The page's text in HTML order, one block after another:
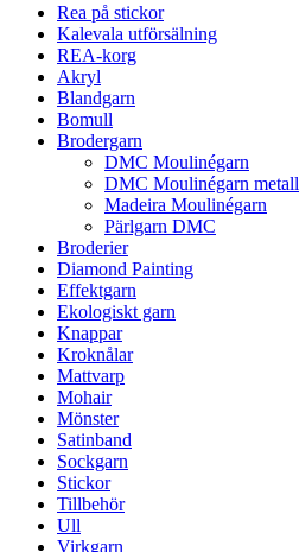
Rea på stickor
Kalevala utförsälning
REA-korg
Akryl
Blandgarn
Bomull
Brodergarn
DMC Moulinégarn
DMC Moulinégarn metall
Madeira Moulinégarn
Pärlgarn DMC
Broderier
Diamond Painting
Effektgarn
Ekologiskt garn
Knappar
Kroknålar
Mattvarp
Mohair
Mönster
Satinband
Sockgarn
Stickor
Tillbehör
Ull
Virkgarn